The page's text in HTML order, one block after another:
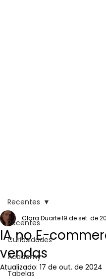
Recentes
Curiosidades
Academy
Tabelas
Recentes
IA no E-
vendas
Clara Duarte19 de set. de
Atualizado: 17 de out. de 2024